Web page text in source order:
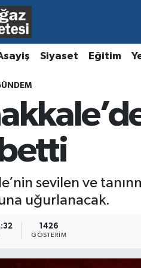
Siyaset Eğitim
sevilen ve
uğurlanacak.
1426
GÖSTERIM
ve Fikstür